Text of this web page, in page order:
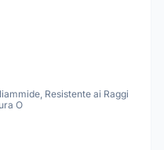
Resistente ai Raggi
O